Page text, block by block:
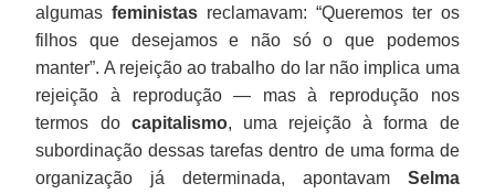
algumasfeministas reclamavam: “Queremos ter os
filhos que desejamos e não só o que podemos
manter”. A rejeição ao trabalho do lar não implica uma
rejeição à reprodução — mas à reprodução nos
termos do capitalismo, uma rejeição à forma de
subordinação dessas tarefas dentro de uma forma de
organização já determinada, apontavamSelma